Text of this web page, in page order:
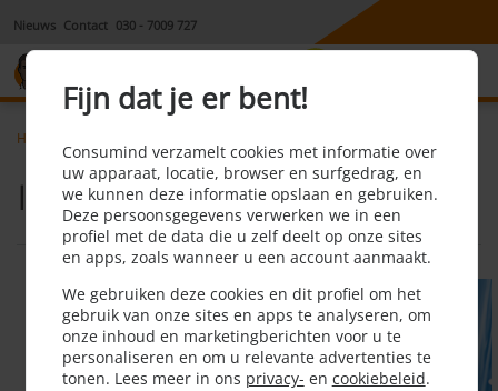
Nieuws Contact 030 - 7009 727
Home
Internet via glasvezel
Fijn dat je er bent!
Consumind verzamelt cookies met informatie over
uw apparaat, locatie, browser en surfgedrag, en
we kunnen deze informatie opslaan en gebruiken.
Deze persoonsgegevens verwerken we in een
profiel met de data die u zelf deelt op onze sites
en apps, zoals wanneer u een account aanmaakt.
We gebruiken deze cookies en dit profiel om het
gebruik van onze sites en apps te analyseren, om
onze inhoud en marketingberichten voor u te
personaliseren en om u relevante advertenties te
tonen. Lees meer in ons privacy- en cookiebeleid.